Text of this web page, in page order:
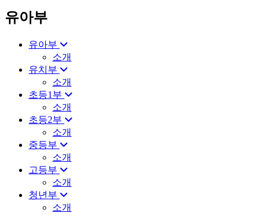
유아부
유아부
소개
유치부
소개
초등1부
소개
초등2부
소개
중등부
소개
고등부
소개
청년부
소개